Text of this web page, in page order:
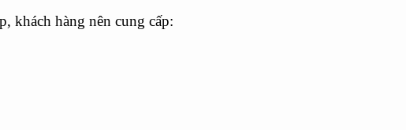
khách hàng nên cung cấp: